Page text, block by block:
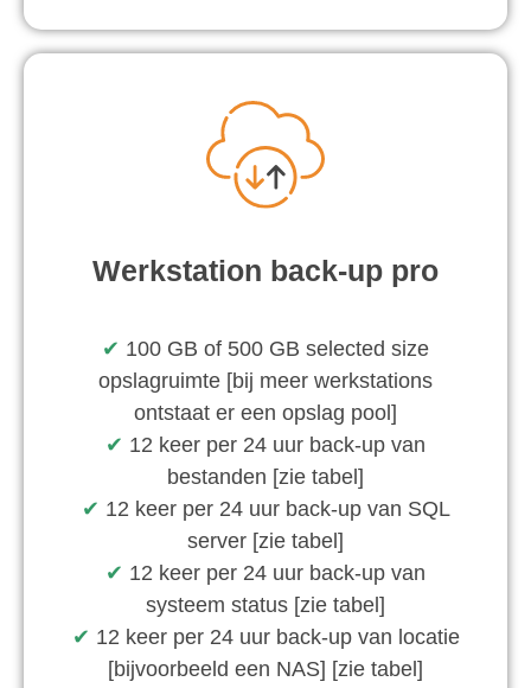
Werkstation back-up pro
✔︎ 100 GB of 500 GB selected size
opslagruimte [bij meer werkstations
ontstaat er een opslag pool]
✔︎ 12 keer per 24 uur back-up van
bestanden [zie tabel]
✔︎ 12 keer per 24 uur back-up van SQL
server [zie tabel]
✔︎ 12 keer per 24 uur back-up van
systeem status [zie tabel]
✔︎ 12 keer per 24 uur back-up van locatie
[bijvoorbeeld een NAS] [zie tabel]